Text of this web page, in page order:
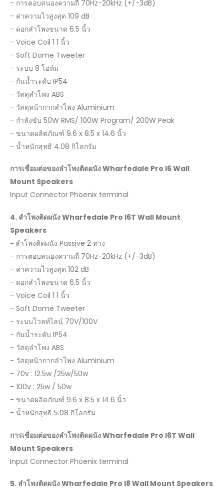
- การตอบสนองความถี่ 70Hz-20kHz (+/-3dB)
- ค่าความไวสูงสุด 109 dB
- ดอกลำโพงขนาด 6.5 นิ้ว
- Voice Coil 1 1 นิ้ว
- Soft Dome Tweeter
- ระบบ 8 โอห์ม
- กันน้ำระดับ IP54
- วัสดุลำโพง ABS
- วัสดุหน้ากากลำโพง Aluminium
- กำลังขับ 50W RMS/ 100W Program/ 200W Peak
- ขนาดผลิตภัณฑ์ 9.6 x 8.5 x 14.6 นิ้ว
- น้ำหนักสุทธิ 4.08 กิโลกรัม
การเชื่อมต่อของลำโพงติดผนังWharfedale Pro I6 Wall
Mount Speakers
Input Connector Phoenix terminal
4. ลำโพงติดผนังWharfedale Pro I6T Wall Mount
Speakers
- ลำโพงติดผนัง Passive 2 ทาง
- การตอบสนองความถี่ 70Hz-20kHz (+/-3dB)
- ค่าความไวสูงสุด 102 dB
- ดอกลำโพงขนาด 6.5 นิ้ว
- Voice Coil 1 1 นิ้ว
- Soft Dome Tweeter
- ระบบโวลท์ไลน์ 70V/100V
- กันน้ำระดับ IP54
- วัสดุลำโพง ABS
- วัสดุหน้ากากลำโพง Aluminium
- 70v : 12.5w /25w/50w
- 100v : 25w / 50w
- ขนาดผลิตภัณฑ์ 9.6 x 8.5 x 14.6 นิ้ว
- น้ำหนักสุทธิ 5.08 กิโลกรัม
การเชื่อมต่อของลำโพงติดผนังWharfedale Pro I6T Wall
Mount Speakers
Input Connector Phoenix terminal
5. ลำโพงติดผนังWharfedale Pro I8 Wall Mount Speakers